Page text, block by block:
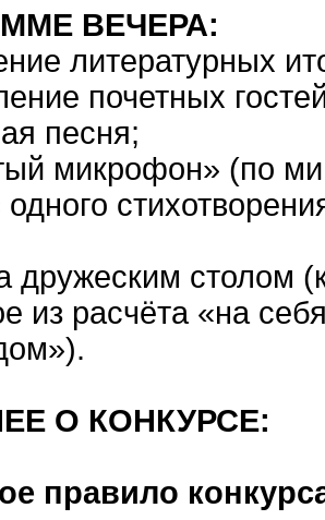
ВЕЧЕРА:
литературных
почетных
песня;
микрофон» (по
одного
дружеским столом
из расчёта «на
О КОНКУРСЕ:
правило